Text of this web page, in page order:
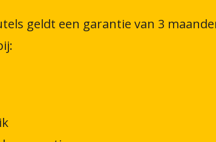
geldt een garantie van 3